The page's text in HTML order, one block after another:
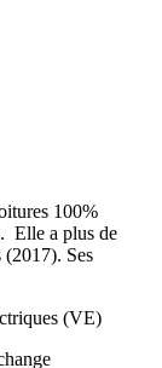
100%
Elle a plus de
(2017). Ses
(VE)